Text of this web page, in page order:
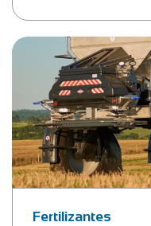
Fertilizantes